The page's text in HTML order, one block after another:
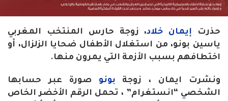
حذرت إيمان خلاد، زوجة حارس المنتخب المغربي
ياسين بونو، من استغلال الأطفال ضحايا الزلزال، أو
اختطافهم بسبب الأزمة التي يمرون منها.
ونشرت ايمان ، زوجة بونو صورة عبر حسابها
الشخصي “انستغرام” ، تحمل الرقم الأخضر الخاص